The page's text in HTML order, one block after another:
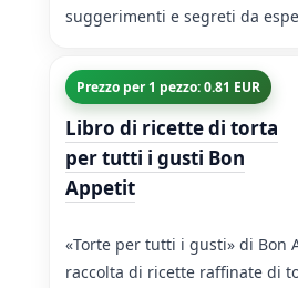
suggerimenti e segreti da
Prezzo per 1 pezzo: 0.81 EUR
Libro di ricette di torta
per tutti i gusti Bon
Appetit
«Torte per tutti i gusti» di Bon
raccolta di ricette raffinate di